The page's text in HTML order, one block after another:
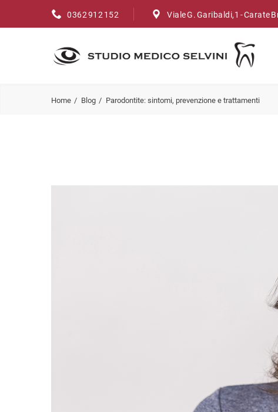
0362 912 152 Viale G. Garibaldi,1 - Carate
Home Blog Parodontite: sintomi, prevenzione e trattamenti